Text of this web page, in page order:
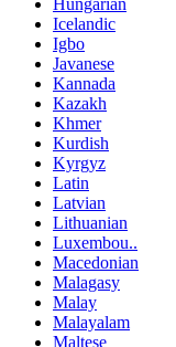
Hungarian
Icelandic
Igbo
Javanese
Kannada
Kazakh
Khmer
Kurdish
Kyrgyz
Latin
Latvian
Lithuanian
Luxembou..
Macedonian
Malagasy
Malay
Malayalam
Maltese